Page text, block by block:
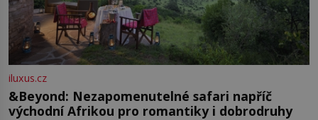
iluxus.cz
&Beyond: Nezapomenutelné safari napříč
východní Afrikou pro romantiky i dobrodruhy